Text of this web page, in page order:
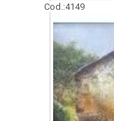
Cod.:4149